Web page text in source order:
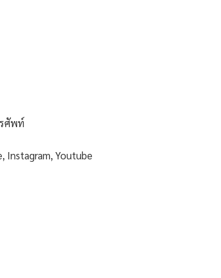
ศัพท์
Instagram, Youtube